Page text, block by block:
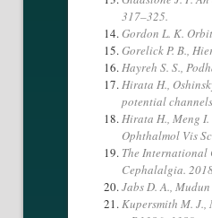
317–325.
Gordon L. K.
Gorelick P. B.,
Hayreh S. S.,
Hirata H.,
potential
Hirata H., Meng
Ophthalmol Vis
The International
Cephalalgia.
Jabs D. A.,
Kupersmith M.